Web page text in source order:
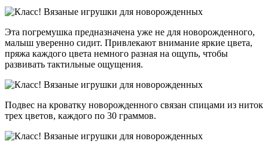
Эта погремушка предназначена уже не для новорожденного,
малыш уверенно сидит. Привлекают внимание яркие цвета,
пряжа каждого цвета немного разная на ощупь, чтобы
развивать тактильные ощущения.
Подвес на кроватку новорожденного связан спицами из ниток
трех цветов, каждого по 30 граммов.